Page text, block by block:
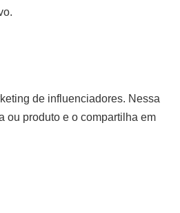
de influenciadores. Nessa
ou produto e o compartilha em